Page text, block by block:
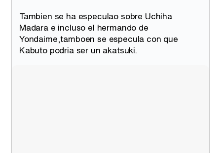
Tambien se ha especulao sobre Uchiha
Madara e incluso el hermando de
Yondaime,tamboen se especula con que
Kabuto podria ser un akatsuki.